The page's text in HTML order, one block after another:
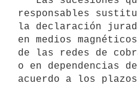
responsables
la declaración
en medios
de las redes de
o en dependencias
acuerdo a los